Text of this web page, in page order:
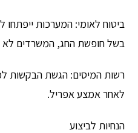
בשל חופשת החג, המשרדים לא
רשות המיסים: הגשת הבקשות
לאחר אמצע אפריל.
הנחיות לביצוע